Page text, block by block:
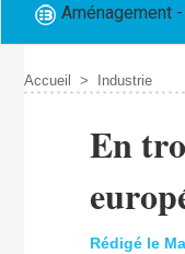
Aménagement
Accueil > Industrie
​En
Rédigé le